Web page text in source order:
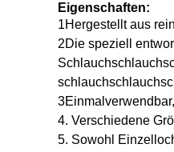
Eigenschaften:
1Hergestellt aus
2Die speziell
4. Verschiedene
5. Sowohl